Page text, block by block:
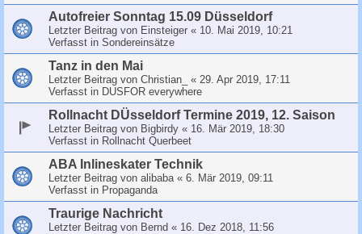
Autofreier Sonntag 15.09 Düsseldorf
Letzter Beitrag von Einsteiger « 10. Mai 2019, 10:21
Verfasst in Sondereinsätze
Tanz in den Mai
Letzter Beitrag von Christian_ « 29. Apr 2019, 17:11
Verfasst in DUSFOR everywhere
Rollnacht DÜsseldorf Termine 2019, 12. Saison
Letzter Beitrag von Bigbirdy « 16. Mär 2019, 18:30
Verfasst in Rollnacht Querbeet
ABA Inlineskater Technik
Letzter Beitrag von alibaba« 6. Mär 2019, 09:11
Verfasst in Propaganda
Traurige Nachricht
Letzter Beitrag von Bernd « 16. Dez 2018, 11:56